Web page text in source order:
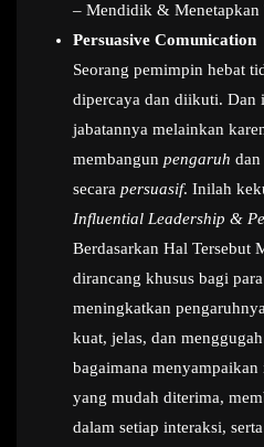
– Mendidik & Menetapkan
Persuasive Comunication
Seorang pemimpin hebat
dipercaya dan diikuti. Dan
jabatannya melainkan
membangun pengaruh dan
secara persuasif. Inilah
Influential Leadership &
Berdasarkan Hal Tersebut
dirancang khusus bagi
meningkatkan
kuat, jelas, dan
bagaimana
yang mudah diterima,
dalam setiap interaksi,